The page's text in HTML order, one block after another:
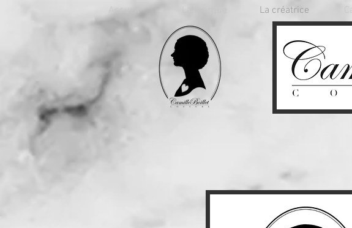
Accueil La créatrice